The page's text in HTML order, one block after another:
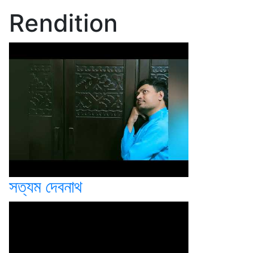
Rendition
সত্যম দেবনাথ